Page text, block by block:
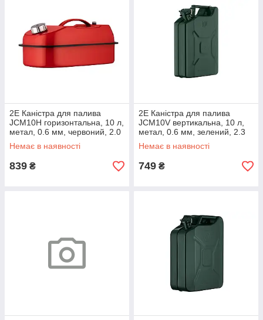
2E Каністра для палива
JCM10H горизонтальна, 10 л,
метал, 0.6 мм, червоний, 2.0
кг
Немає в наявності
839 ₴
2E Каністра для палива
JCM10V вертикальна, 10 л,
метал, 0.6 мм, зелений, 2.3
кг
Немає в наявності
749 ₴